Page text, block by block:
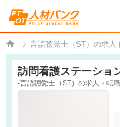
言語聴覚士（ST）の求人
訪問看護ステーショ
-言語聴覚士（ST）の求人・転